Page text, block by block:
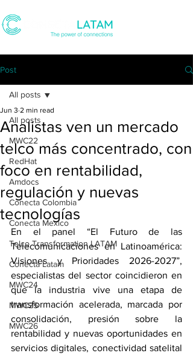
Post
All posts
MWC22
RedHat
Amdocs
Conecta Colombia
Conecta Mexico
Telco Transformation LATAM
Conecta Latam
MWC24
MWC25
MWC26
All posts
Analistas ven un mercado
telco más concentrado, con
foco en rentabilidad,
regulación y nuevas
tecnologías
Jun 3 2 min read
En el panel “El Futuro de las
Telecomunicaciones en Latinoamérica:
Visiones y Prioridades 2026-2027”,
especialistas del sector coincidieron en
que la industria vive una etapa de
transformación acelerada, marcada por
consolidación, presión sobre la
rentabilidad y nuevas oportunidades en
servicios digitales, conectividad satelital